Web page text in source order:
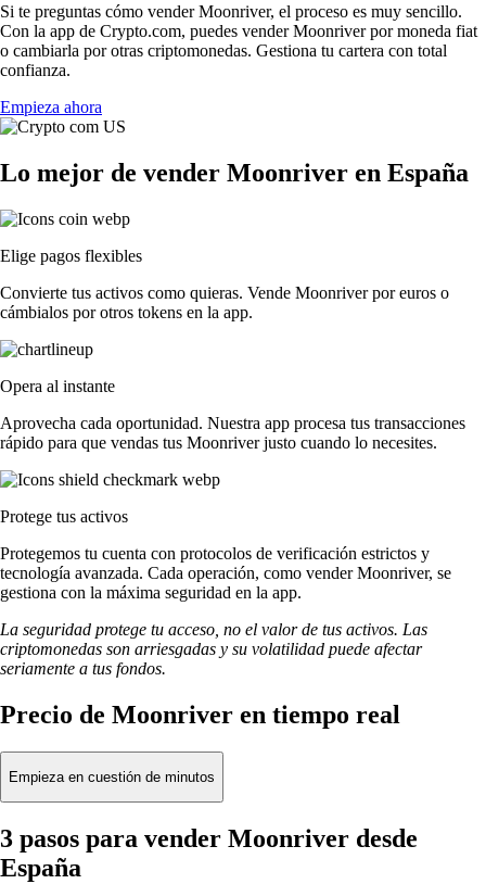
Si te preguntas cómo vender Moonriver, el proceso es muy sencillo.
Con la app de Crypto.com, puedes vender Moonriver por moneda fiat
o cambiarla por otras criptomonedas. Gestiona tu cartera con total
confianza.
Empieza ahora
Lo mejor de vender Moonriver en España
Elige pagos flexibles
Convierte tus activos como quieras. Vende Moonriver por euros o
cámbialos por otros tokens en la app.
Opera al instante
Aprovecha cada oportunidad. Nuestra app procesa tus transacciones
rápido para que vendas tus Moonriver justo cuando lo necesites.
Protege tus activos
Protegemos tu cuenta con protocolos de verificación estrictos y
tecnología avanzada. Cada operación, como vender Moonriver, se
gestiona con la máxima seguridad en la app.
La seguridad protege tu acceso, no el valor de tus activos. Las
criptomonedas son arriesgadas y su volatilidad puede afectar
seriamente a tus fondos.
Precio de Moonriver en tiempo real
Empieza en cuestión de minutos
3 pasos para vender Moonriver desde
España